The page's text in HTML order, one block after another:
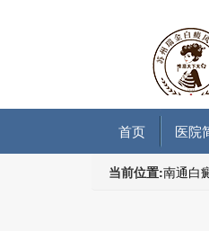
首页 医院
当前位置:南通白